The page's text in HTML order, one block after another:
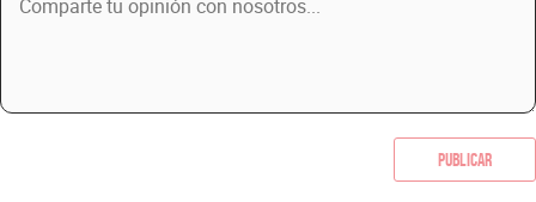
Publicar